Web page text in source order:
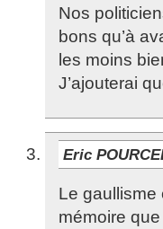
Nos
bons qu’à
les moins
J’ajouterai
Eric
Le gaullisme
mémoire